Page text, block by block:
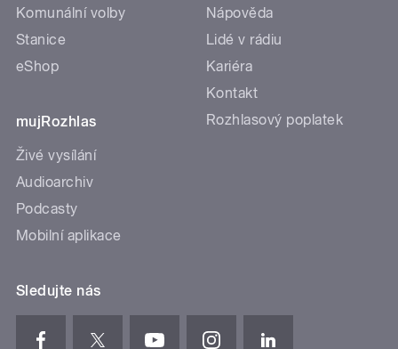
Komunální volby
Stanice
eShop
mujRozhlas
Živé vysílání
Audioarchiv
Podcasty
Mobilní aplikace
Nápověda
Lidé v rádiu
Kariéra
Kontakt
Rozhlasový poplatek
Sledujte nás